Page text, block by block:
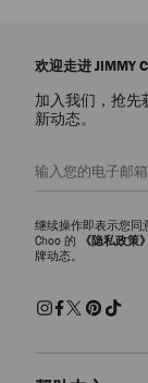
靴、高跟靴、平底
条简洁
时尚别致的高跟靴
典设计焕发时尚活
欢迎走进 JIMMY
加入我们，抢先
新动态。
继续操作即表示您同
Choo 的
《隐私政策
牌动态。